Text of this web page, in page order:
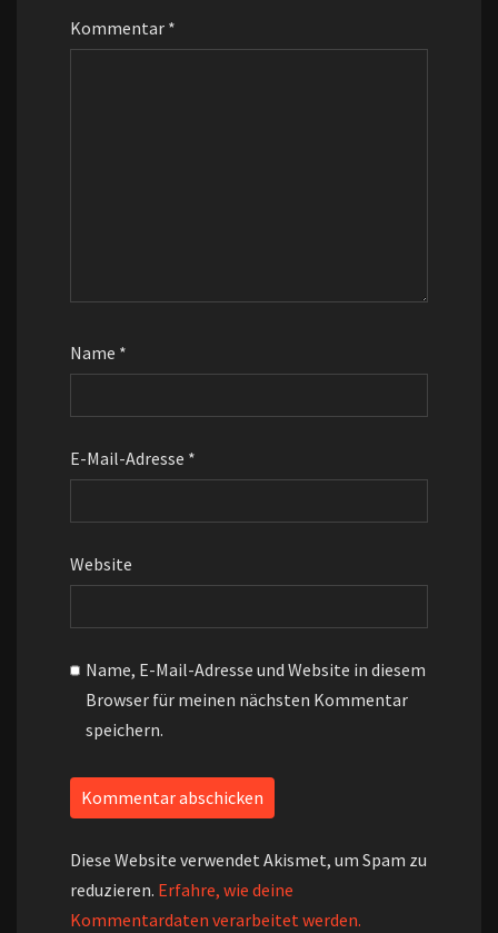
Kommentar *
Name *
E-Mail-Adresse *
Website
Name, E-Mail-Adresse und Website in diesem
Browser für meinen nächsten Kommentar
speichern.
Diese Website verwendet Akismet, um Spam zu
reduzieren. Erfahre, wie deine
Kommentardaten verarbeitet werden.